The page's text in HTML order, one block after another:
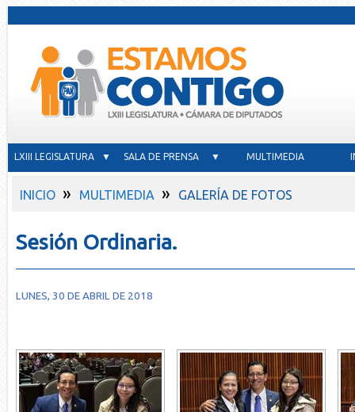
LXIII LEGISLATURA ▼ SALA DE PRENSA ▼ MULTIMEDIA
INICIO » MULTIMEDIA » GALERÍA DE FOTOS
Sesión Ordinaria.
LUNES, 30 DE ABRIL DE 2018